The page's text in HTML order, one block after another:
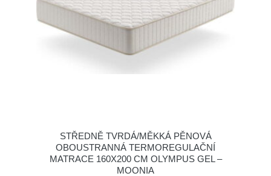
STŘEDNĚ TVRDÁ/MĚKKÁ PĚNOVÁ
OBOUSTRANNÁ TERMOREGULAČNÍ
MATRACE 160X200 CM OLYMPUS GEL –
MOONIA